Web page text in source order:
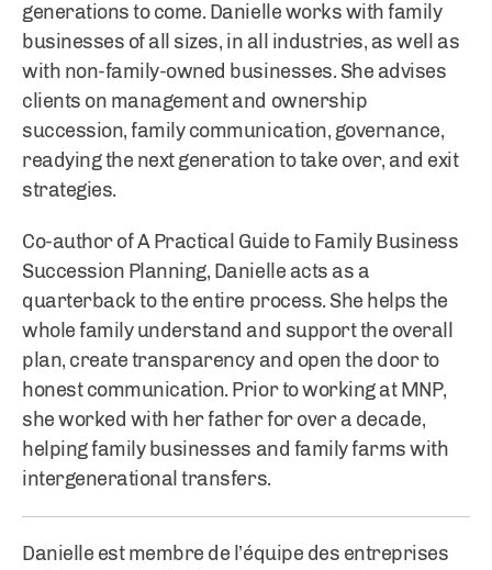
generations to come. Danielle works with family
businesses of all sizes, in all industries, as well as
with non-family-owned businesses. She advises
clients on management and ownership
succession, family communication, governance,
readying the next generation to take over, and exit
strategies.
Co-author of A Practical Guide to Family Business
Succession Planning, Danielle acts as a
quarterback to the entire process. She helps the
whole family understand and support the overall
plan, create transparency and open the door to
honest communication. Prior to working at MNP,
she worked with her father for over a decade,
helping family businesses and family farms with
intergenerational transfers.
Danielle est membre de l’équipe des entreprises